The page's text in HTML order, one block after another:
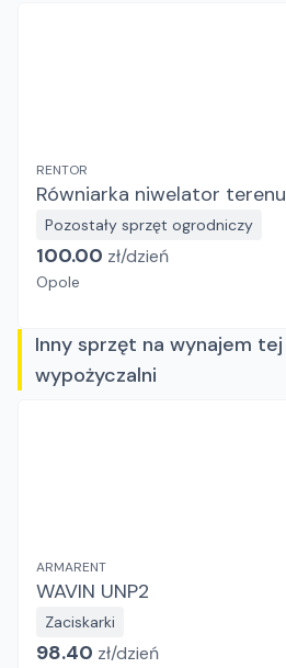
RENTOR
Równiarka niwelator terenu
Pozostały sprzęt ogrodniczy
100.00 zł/dzień
Opole
Inny sprzęt na wynajem tej
wypożyczalni
ARMARENT
WAVIN UNP2
Zaciskarki
98.40 zł/dzień